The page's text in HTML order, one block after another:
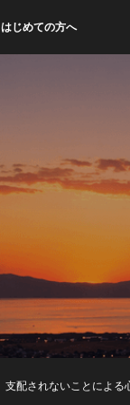
はじめての方へ
支配されないことによる